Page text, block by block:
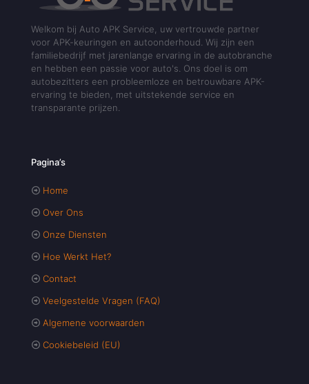
Welkom bij Auto APK Service, uw vertrouwde partner
voor APK-keuringen en autoonderhoud. Wij zijn een
familiebedrijf met jarenlange ervaring in de autobranche
en hebben een passie voor auto's. Ons doel is om
autobezitters een probleemloze en betrouwbare APK-
ervaring te bieden, met uitstekende service en
transparante prijzen.
Pagina’s
Home
Over Ons
Onze Diensten
Hoe Werkt Het?
Contact
Veelgestelde Vragen (FAQ)
Algemene voorwaarden
Cookiebeleid (EU)